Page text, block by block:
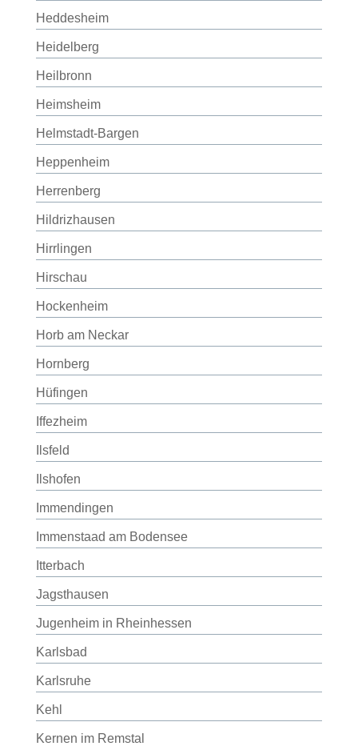
Heddesheim
Heidelberg
Heilbronn
Heimsheim
Helmstadt-Bargen
Heppenheim
Herrenberg
Hildrizhausen
Hirrlingen
Hirschau
Hockenheim
Horb am Neckar
Hornberg
Hüfingen
Iffezheim
Ilsfeld
Ilshofen
Immendingen
Immenstaad am Bodensee
Itterbach
Jagsthausen
Jugenheim in Rheinhessen
Karlsbad
Karlsruhe
Kehl
Kernen im Remstal